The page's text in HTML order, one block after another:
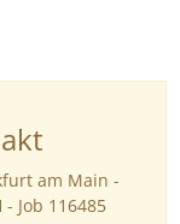
am Main -
Job 116485